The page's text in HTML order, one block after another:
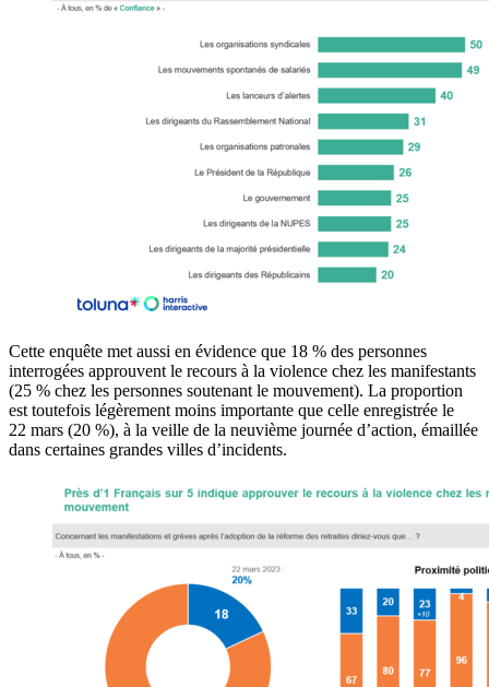
Cette enquête met aussi en évidence que 18 % des personnes
interrogées approuvent le recours à la violence chez les manifestants
(25 % chez les personnes soutenant le mouvement). La proportion
est toutefois légèrement moins importante que celle enregistrée le
22 mars (20 %), à la veille de la neuvième journée d’action, émaillée
dans certaines grandes villes d’incidents.